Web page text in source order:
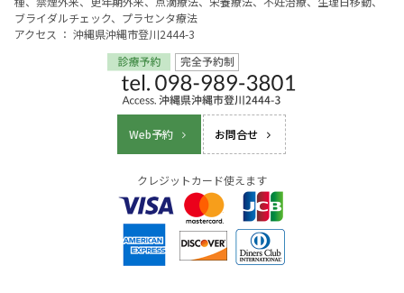
ブライダルチェック、プラセンタ療法
アクセス ： 沖縄県沖縄市登川2444-3
Web予約 お問合せ
クレジットカード使えます